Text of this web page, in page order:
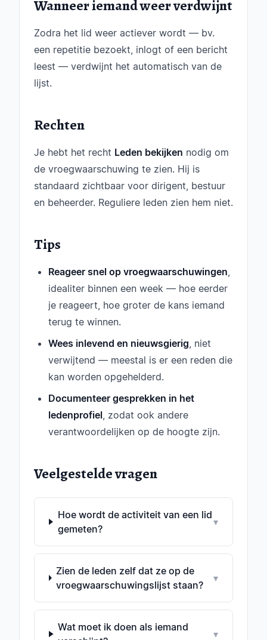
Wanneer iemand weer verdwijnt
Zodra het lid weer actiever wordt — bv.
een repetitie bezoekt, inlogt of een bericht
leest — verdwijnt het automatisch van de
lijst.
Rechten
Je hebt het recht Leden bekijken nodig om
de vroegwaarschuwing te zien. Hij is
standaard zichtbaar voor dirigent, bestuur
en beheerder. Reguliere leden zien hem niet.
Tips
Reageer snel op vroegwaarschuwingen,
idealiter binnen een week — hoe eerder
je reageert, hoe groter de kans iemand
terug te winnen.
Wees inlevend en nieuwsgierig, niet
verwijtend — meestal is er een reden die
kan worden opgehelderd.
Documenteer gesprekken in het
ledenprofiel, zodat ook andere
verantwoordelijken op de hoogte zijn.
Veelgestelde vragen
Hoe wordt de activiteit van een lid
gemeten?
▾
Zien de leden zelf dat ze op de
vroegwaarschuwingslijst staan?
▾
Wat moet ik doen als iemand
▾